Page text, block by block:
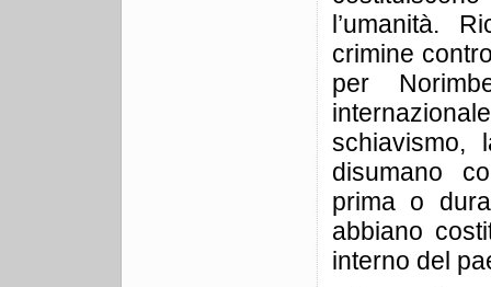
l’umanità.
crimine
per
schiavismo,
disumano
prima o
abbiano
interno del